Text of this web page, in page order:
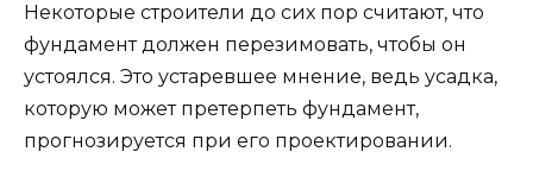
Некоторые строители до сих пор считают, что
фундамент должен перезимовать, чтобы он
устоялся. Это устаревшее мнение, ведь усадка,
которую может претерпеть фундамент,
прогнозируется при его проектировании.